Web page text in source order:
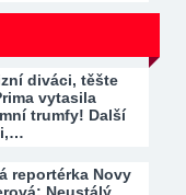
diváci, těšte
vytasila
trumfy! Další
reportérka Novy